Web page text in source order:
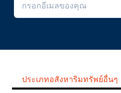
ประเภทอสังหาริมทรัพย์อื่นๆ